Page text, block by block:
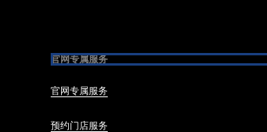
官网专属服务
官网专属服务
预约门店服务